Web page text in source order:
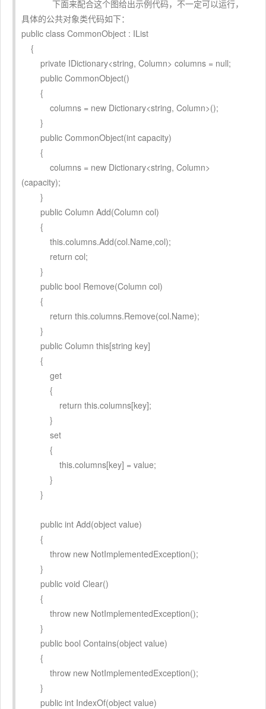
下面来配合这个图给出示例代码，不一定可以运行，
具体的公共对象类代码如下：
public class CommonObject : IList
{
private IDictionary<string, Column> columns = null;
public CommonObject()
{
columns = new Dictionary<string, Column>();
}
public CommonObject(int capacity)
{
columns = new Dictionary<string, Column>
(capacity);
}
public Column Add(Column col)
{
this.columns.Add(col.Name,col);
return col;
}
public bool Remove(Column col)
{
return this.columns.Remove(col.Name);
}
public Column this[string key]
{
get
{
return this.columns[key];
}
set
{
this.columns[key] = value;
}
}
public int Add(object value)
{
throw new NotImplementedException();
}
public void Clear()
{
throw new NotImplementedException();
}
public bool Contains(object value)
{
throw new NotImplementedException();
}
public int IndexOf(object value)